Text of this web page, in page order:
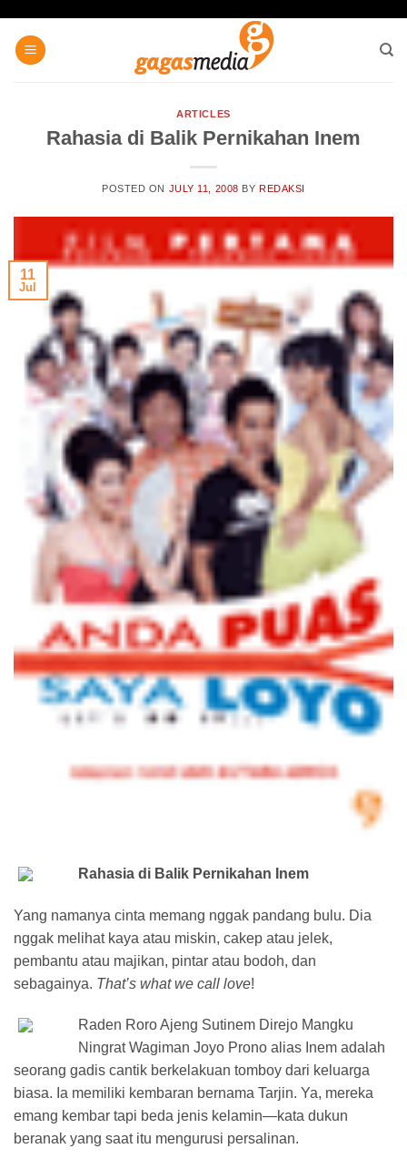
content
ARTICLES
Rahasia di Balik Pernikahan Inem
POSTED ON JULY 11, 2008 BY REDAKSI
11
Jul
Rahasia di Balik Pernikahan Inem
Yang namanya cinta memang nggak pandang bulu. Dia
nggak melihat kaya atau miskin, cakep atau jelek,
pembantu atau majikan, pintar atau bodoh, dan
sebagainya. That’s what we call love!
Raden Roro Ajeng Sutinem Direjo Mangku
Ningrat Wagiman Joyo Prono alias Inem adalah
seorang gadis cantik berkelakuan tomboy dari keluarga
biasa. Ia memiliki kembaran bernama Tarjin. Ya, mereka
emang kembar tapi beda jenis kelamin—kata dukun
beranak yang saat itu mengurusi persalinan.